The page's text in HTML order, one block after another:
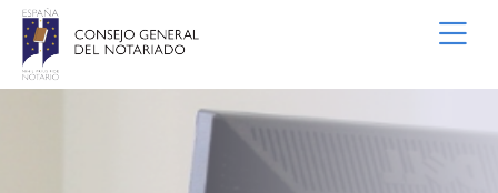
Siirry pääsisältöön